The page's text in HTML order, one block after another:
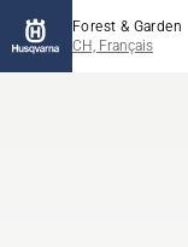
Forest & Garden
CH, Français